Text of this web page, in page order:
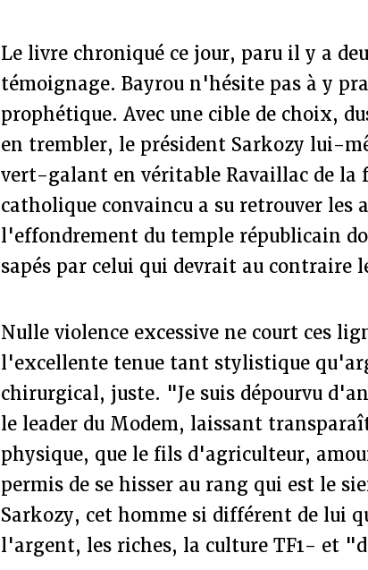
Le livre chroniqué ce jour, paru il y a
témoignage. Bayrou n'hésite pas à y
prophétique. Avec une cible de choix,
en trembler, le président Sarkozy lui-
vert-galant en véritable Ravaillac de la
catholique convaincu a su retrouver les
l'effondrement du temple républicain
sapés par celui qui devrait au contraire
Nulle violence excessive ne court ces
l'excellente tenue tant stylistique
chirurgical, juste. "Je suis dépourvu
le leader du Modem, laissant
physique, que le fils d'agriculteur,
permis de se hisser au rang qui est le
Sarkozy, cet homme si différent de lui
l'argent, les riches, la culture TF1- et